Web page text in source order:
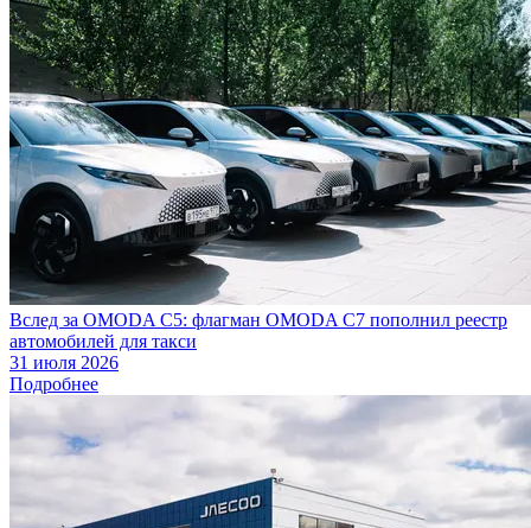
Вслед за OMODA C5: флагман OMODA C7 пополнил реестр
автомобилей для такси
31 июля 2026
Подробнее